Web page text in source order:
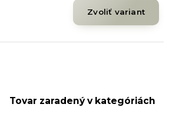
Zvoliť variant
Tovar zaradený v kategóriách